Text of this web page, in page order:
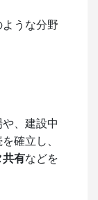
うな分野
、建設中
確立し、
共有などを